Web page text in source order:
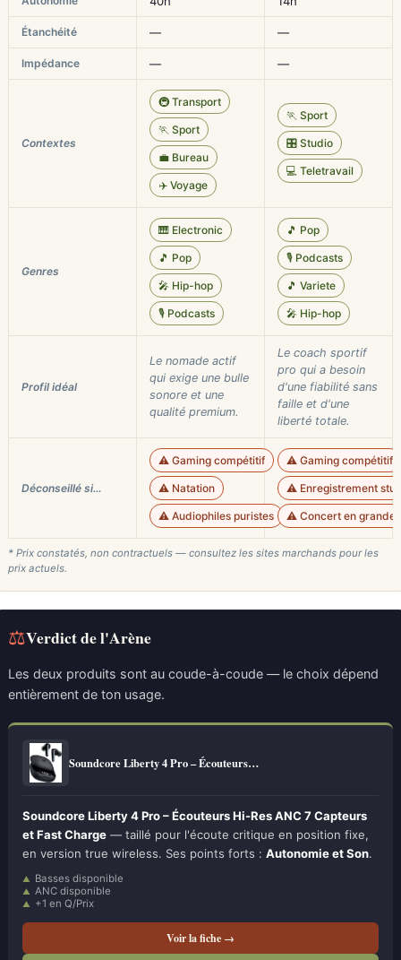
Étanchéité — —
Impédance — —
Contextes
🚇 Transport
🏃 Sport
💼 Bureau
✈️ Voyage
🏃 Sport
🎛️ Studio
💻 Teletravail
Genres
🎹 Electronic
🎵 Pop
🎤 Hip-hop
🎙️ Podcasts
🎵 Pop
🎙️ Podcasts
🎵 Variete
🎤 Hip-hop
Profil idéal
Le nomade actif
qui exige une bulle
sonore et une
qualité premium.
Le coach sportif
pro qui a besoin
d'une fiabilité sans
faille et d'une
liberté totale.
Déconseillé si…
⚠️ Gaming compétitif
⚠️ Natation
⚠️ Audiophiles puristes
⚠️ Gaming compétitif
⚠️ Enregistrement
⚠️ Concert en grande
* Prix constatés, non contractuels — consultez les sites marchands pour les
prix actuels.
⚖Verdict de l'Arène
Les deux produits sont au coude-à-coude — le choix dépend
entièrement de ton usage.
Soundcore Liberty 4 Pro – Écouteurs…
Soundcore Liberty 4 Pro – Écouteurs Hi-Res ANC 7 Capteurs
et Fast Charge — taillé pour l'écoute critique en position fixe,
en version true wireless. Ses points forts : Autonomie et Son.
Basses disponible
ANC disponible
+1 en Q/Prix
Voir la fiche →